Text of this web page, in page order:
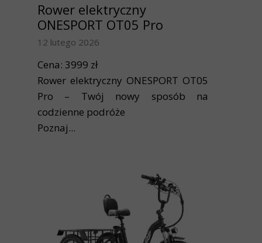
Rower elektryczny
ONESPORT OT05 Pro
12 lutego 2026
Cena: 3999 zł
Rower elektryczny ONESPORT OT05
Pro – Twój nowy sposób na
codzienne podróże
Poznaj...